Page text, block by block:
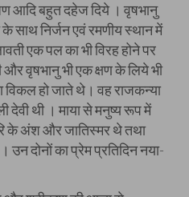
आदि बहुत दहेज दिये । वृषभानु
साथ निर्जन एवं रमणीय स्थान में
एक पल का भी विरह होने पर
और वृषभानु भी एक क्षण के लिये भी
विकल हो जाते थे। वह राजकन्या
देवी थी । माया से मनुष्य रूप में
के अंश और जातिस्मर थे तथा
दोनों का प्रेम प्रतिदिन नया-